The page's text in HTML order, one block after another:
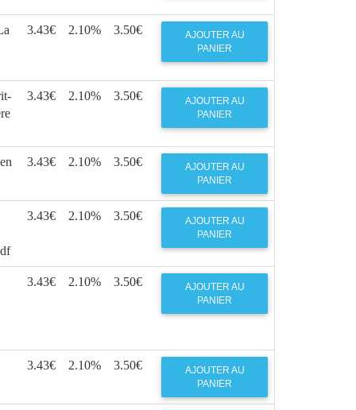
3.43€ 2.10% 3.50€
AJOUTER AU
PANIER
3.43€ 2.10% 3.50€
AJOUTER AU
PANIER
3.43€ 2.10% 3.50€
AJOUTER AU
PANIER
3.43€ 2.10% 3.50€
AJOUTER AU
PANIER
3.43€ 2.10% 3.50€
AJOUTER AU
PANIER
3.43€ 2.10% 3.50€
AJOUTER AU
PANIER